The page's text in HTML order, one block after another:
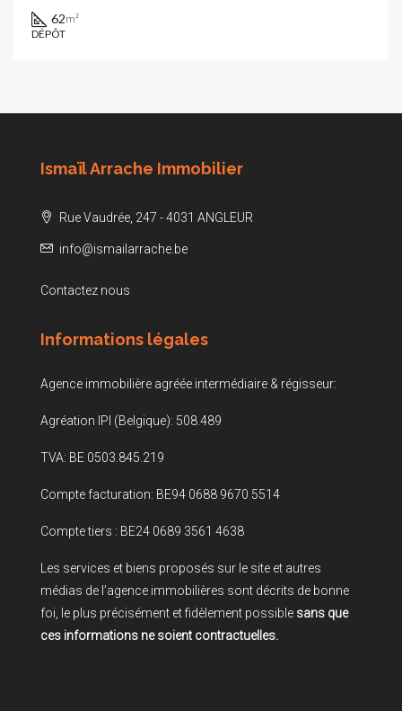
62m²
DÉPÔT
Ismaïl Arrache Immobilier
Rue Vaudrée, 247 - 4031 ANGLEUR
info@ismailarrache.be
Contactez nous
Informations légales
Agence immobilière agréée intermédiaire & régisseur:
Agréation IPI (Belgique): 508.489
TVA: BE 0503.845.219
Compte facturation: BE94 0688 9670 5514
Compte tiers : BE24 0689 3561 4638
Les services et biens proposés sur le site et autres
médias de l’agence immobilières sont décrits de bonne
foi, le plus précisément et fidèlement possible sans que
ces informations ne soient contractuelles.